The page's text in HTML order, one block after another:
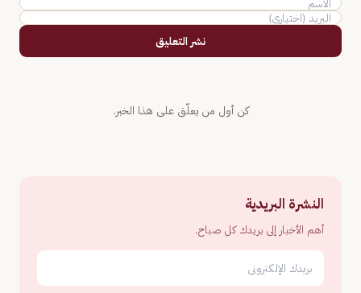
نشر التعليق
كن أول من يعلّق على هذا الخبر.
النشرة البريدية
أهم الأخبار إلى بريدك كل صباح.